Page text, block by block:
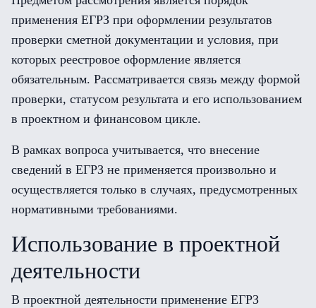
применения ЕГРЗ при оформлении результатов
проверки сметной документации и условия, при
которых реестровое оформление является
обязательным. Рассматривается связь между формой
проверки, статусом результата и его использованием
в проектном и финансовом цикле.
В рамках вопроса учитывается, что внесение
сведений в ЕГРЗ не применяется произвольно и
осуществляется только в случаях, предусмотренных
нормативными требованиями.
Использование в проектной
деятельности
В проектной деятельности применение ЕГРЗ